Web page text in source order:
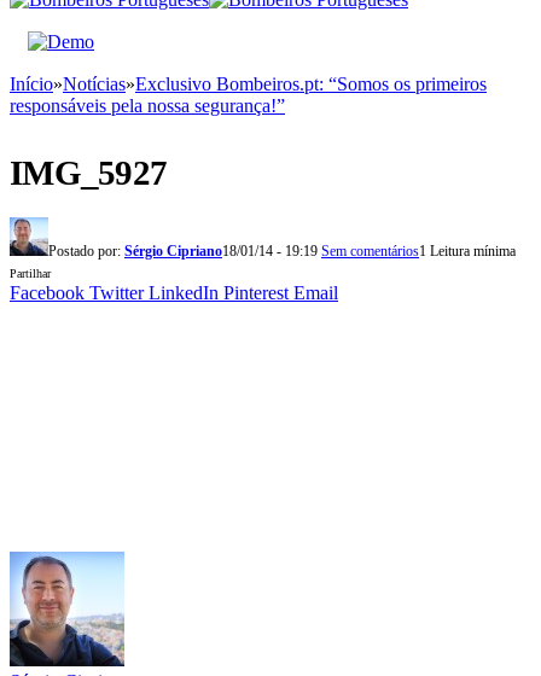
Início»Notícias»Exclusivo Bombeiros.pt: “Somos os primeiros
responsáveis pela nossa segurança!”
IMG_5927
Postado por: Sérgio Cipriano18/01/14 - 19:19 Sem comentários1 Leitura mínima
Partilhar
Facebook Twitter LinkedIn Pinterest Email